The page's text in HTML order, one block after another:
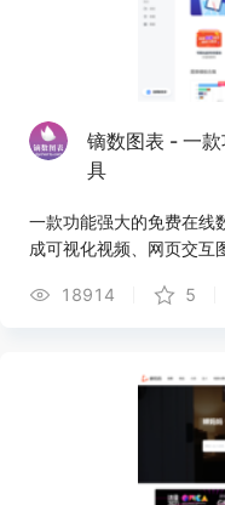
镝数图表 - 一
具
一款功能强大的免费在线
成可视化视频、网页交互
100种图表种类；提供上
18914 5